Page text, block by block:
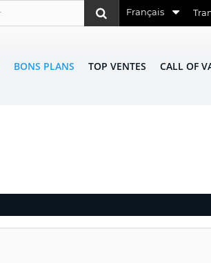
Français
BONS PLANS TOP VENTES CALL OF